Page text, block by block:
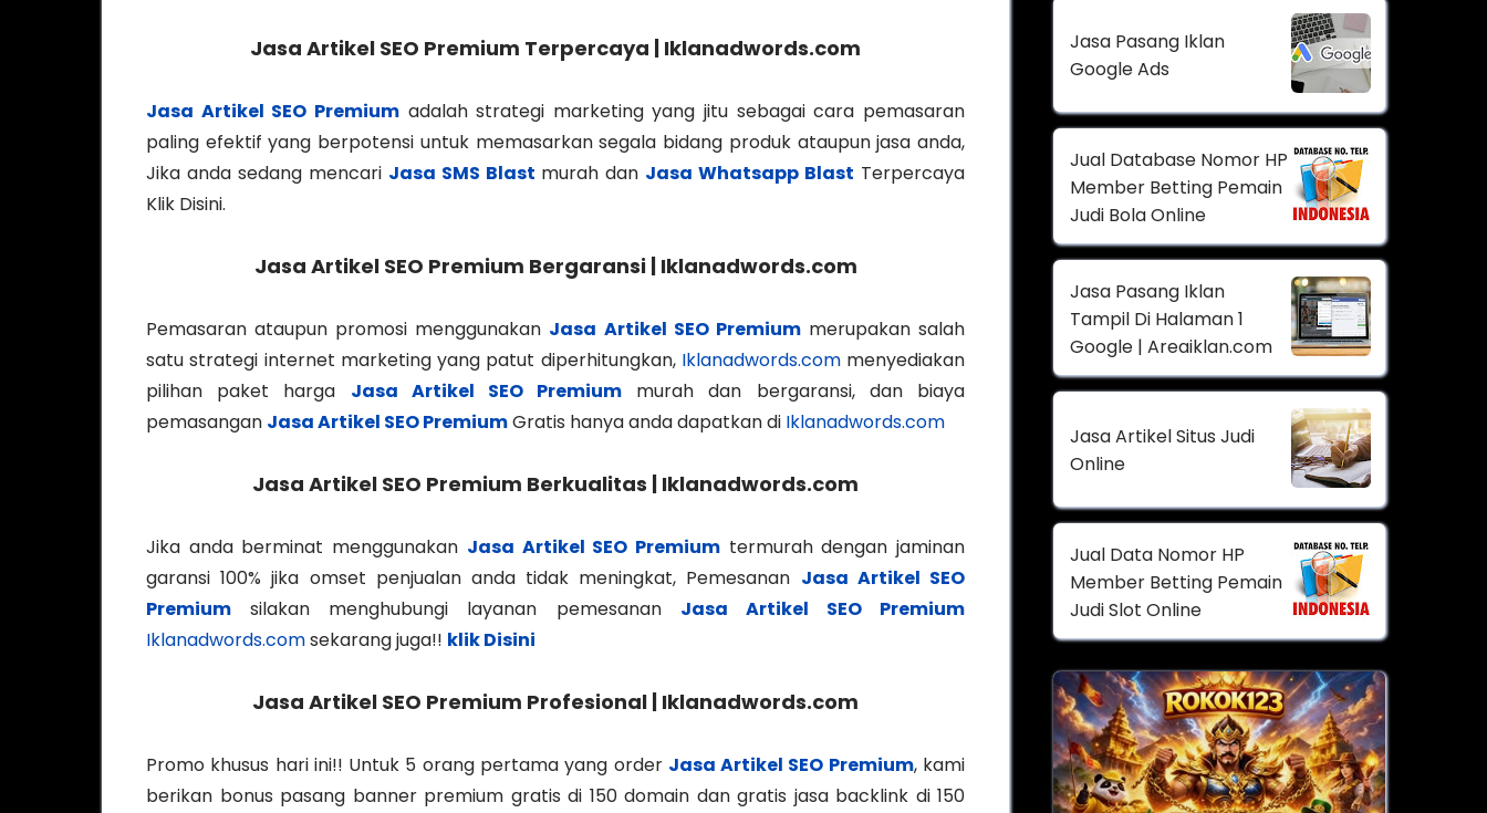
Jasa Artikel SEO Premium Terpercaya | Iklanadwords.com
Jasa Artikel SEO Premiumadalah strategi marketing yang jitu sebagai cara pemasaran
paling efektif yang berpotensi untuk memasarkan segala bidang produk ataupun jasa anda,
Jika anda sedang mencari Jasa SMS Blast murah dan Jasa Whatsapp Blast Terpercaya
Klik Disini.
Jasa Artikel SEO Premium Bergaransi | Iklanadwords.com
Pemasaran ataupun promosi menggunakan Jasa Artikel SEO Premiummerupakan salah
satu strategi internet marketing yang patut diperhitungkan, Iklanadwords.commenyediakan
pilihan paket harga Jasa Artikel SEO Premium murah dan bergaransi, dan biaya
pemasangan Jasa Artikel SEO PremiumGratis hanya anda dapatkan di Iklanadwords.com
Jasa Artikel SEO Premium Berkualitas | Iklanadwords.com
Jika anda berminat menggunakan Jasa Artikel SEO Premiumtermurah dengan jaminan
garansi 100% jika omset penjualan anda tidak meningkat, Pemesanan Jasa Artikel SEO
Premium silakan menghubungi layanan pemesanan Jasa Artikel SEO Premium
Iklanadwords.comsekarang juga!! klik Disini
Jasa Artikel SEO Premium Profesional | Iklanadwords.com
Promo khusus hari ini!! Untuk 5 orang pertama yang order Jasa Artikel SEO Premium, kami
berikan bonus pasang banner premium gratis di 150 domain dan gratis jasa backlink di 150
Jasa Pasang Iklan
Google Ads
Jual Database Nomor HP
Member Betting Pemain
Judi Bola Online
Jasa Pasang Iklan
Tampil Di Halaman 1
Google | Areaiklan.com
Jasa Artikel Situs Judi
Online
Jual Data Nomor HP
Member Betting Pemain
Judi Slot Online